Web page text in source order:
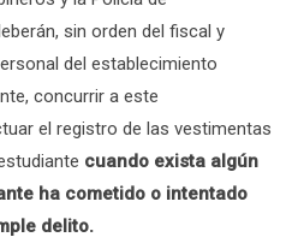
sin orden del fiscal y
del establecimiento
concurrir a este
el registro de las vestimentas
cuando exista algún
ha cometido o intentado
delito.